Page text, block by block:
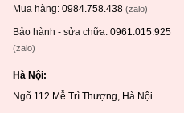
Mua hàng: 0984.758.438 (zalo)
Bảo hành - sửa chữa: 0961.015.925
(zalo)
Hà Nội:
Ngõ 112 Mễ Trì Thượng, Hà Nội